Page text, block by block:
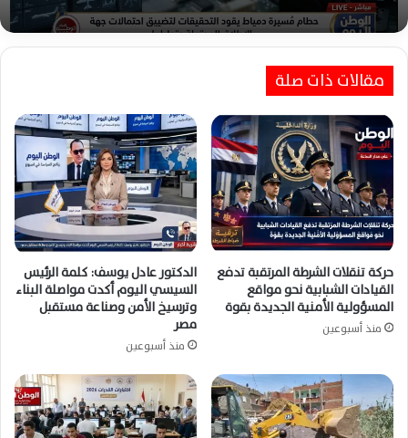
حطام مُسيرة دمياط يقود التحقيقات لتضييق
احتمالات جهة الإطلاق المحتملة وتحليلها
ابنة صان الحجر :أرملةٌ شرقاويةٌ تهزمُ اليُتمَ بالكفاحِ
وتُربِّي خمسةَ أبناءٍ حتى الزَّواجِ والاستقرار
مقالات ذات صلة
حركة تنقلات الشرطة المرتقبة تدفع
القيادات الشبابية نحو مواقع
المسؤولية الأمنية الجديدة بقوة
منذ أسبوعين
الدكتور عادل يوسف: كلمة الرئيس
السيسي اليوم أكدت مواصلة البناء
وترسيخ الأمن وصناعة مستقبل
مصر
منذ أسبوعين